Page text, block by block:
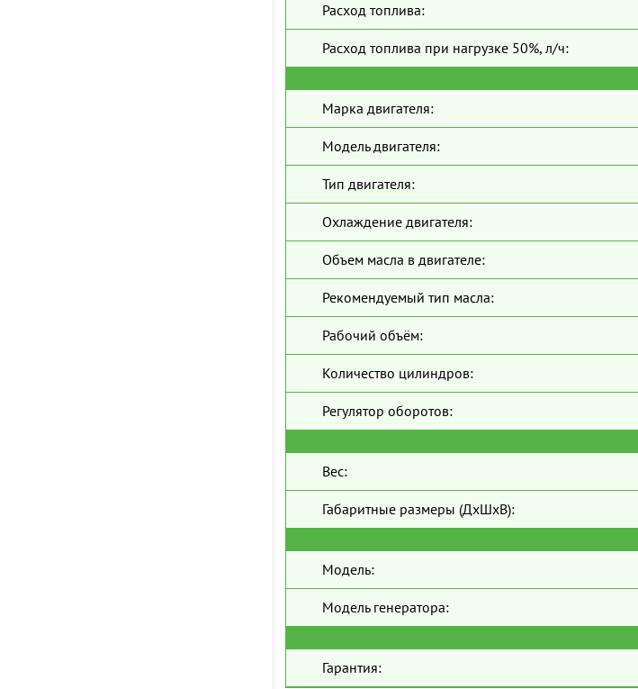
Расход топлива:
Расход топлива при нагрузке 50%, л/ч:
Марка двигателя:
Модель двигателя:
Тип двигателя:
Охлаждение двигателя:
Объем масла в двигателе:
Рекомендуемый тип масла:
Рабочий объём:
Количество цилиндров:
Регулятор оборотов:
Вес:
Габаритные размеры (ДхШхВ):
Модель:
Модель генератора:
Гарантия: